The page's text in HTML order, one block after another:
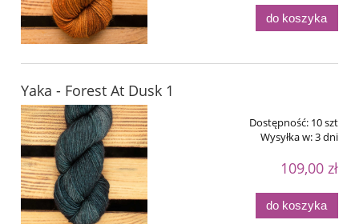
do koszyka
Yaka - Forest At Dusk 1
Dostępność: 10 szt
Wysyłka w:3 dni
109,00 zł
do koszyka